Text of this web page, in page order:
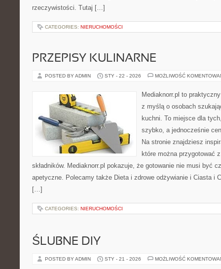
rzeczywistości. Tutaj […]
CATEGORIES: NIERUCHOMOŚCI
PRZEPISY KULINARNE
POSTED BY ADMIN STY - 22 - 2026 MOŻLIWOŚĆ
Mediaknorr.pl to
z myślą o osobach
kuchni. To miejsce dla
szybko, a jednocześnie
Na stronie znajdziesz
które można przygotować
składników. Mediaknorr.pl pokazuje, że gotowanie nie musi być
apetyczne. Polecamy także Dieta i zdrowe odżywianie i Ciasta i
[…]
CATEGORIES: NIERUCHOMOŚCI
ŚLUBNE DIY
POSTED BY ADMIN STY - 21 - 2026 MOŻLIWOŚĆ